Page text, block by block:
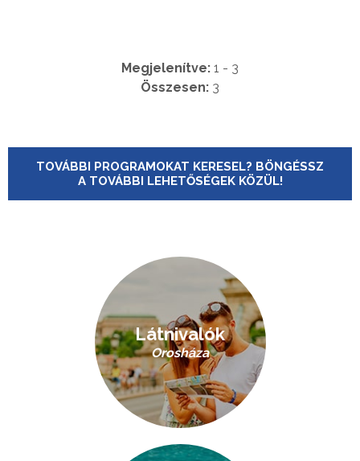
Megjelenítve: 1 - 3
Összesen: 3
TOVÁBBI PROGRAMOKAT KERESEL? BÖNGÉSSZ
A TOVÁBBI LEHETŐSÉGEK KÖZÜL!
Látnivalók
Orosháza